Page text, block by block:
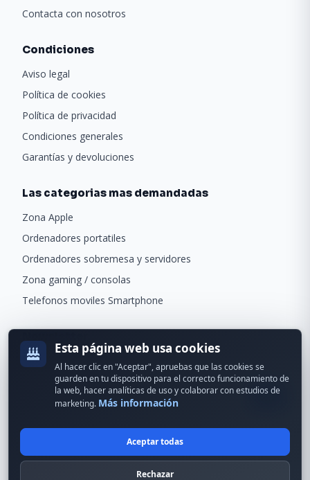
Contacta con nosotros
Condiciones
Aviso legal
Política de cookies
Política de privacidad
Condiciones generales
Garantías y devoluciones
Las categorias mas demandadas
Zona Apple
Ordenadores portatiles
Ordenadores sobremesa y servidores
Zona gaming / consolas
Telefonos moviles Smartphone
Recibe ofertas exclusivas y novedades.
© 2024 Erson Tecnología. Todos los derechos reservados.
Esta página web usa cookies
Al hacer clic en "Aceptar", apruebas que las cookies se
guarden en tu dispositivo para el correcto funcionamiento de
la web, hacer analíticas de uso y colaborar con estudios de
marketing. Más información
Aceptar todas
Rechazar